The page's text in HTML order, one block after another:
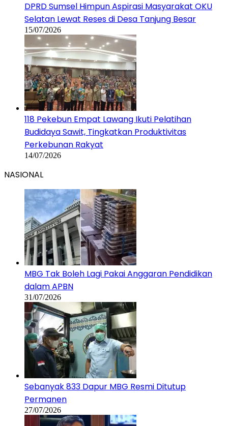
DPRD Sumsel Himpun Aspirasi Masyarakat OKU
Selatan Lewat Reses di Desa Tanjung Besar
15/07/2026
118 Pekebun Empat Lawang Ikuti Pelatihan
Budidaya Sawit, Tingkatkan Produktivitas
Perkebunan Rakyat
14/07/2026
NASIONAL
MBG Tak Boleh Lagi Pakai Anggaran Pendidikan
dalam APBN
31/07/2026
Sebanyak 833 Dapur MBG Resmi Ditutup
Permanen
27/07/2026